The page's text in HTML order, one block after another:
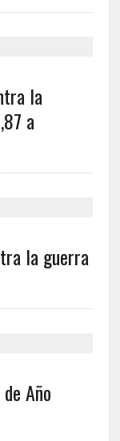
la
a
la guerra
Año